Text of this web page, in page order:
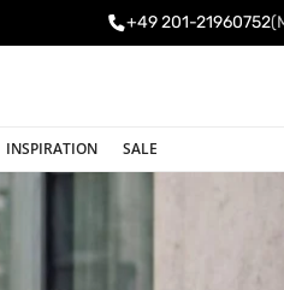
+49 201-21960752
INSPIRATION SALE